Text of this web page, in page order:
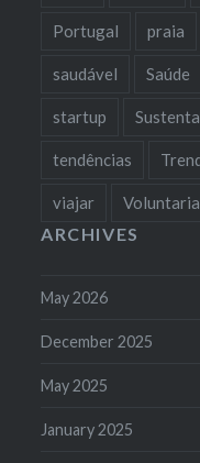
Portugal praia
saudável Saúde
startup
tendências
viajar
ARCHIVES
May 2026
December 2025
May 2025
January 2025